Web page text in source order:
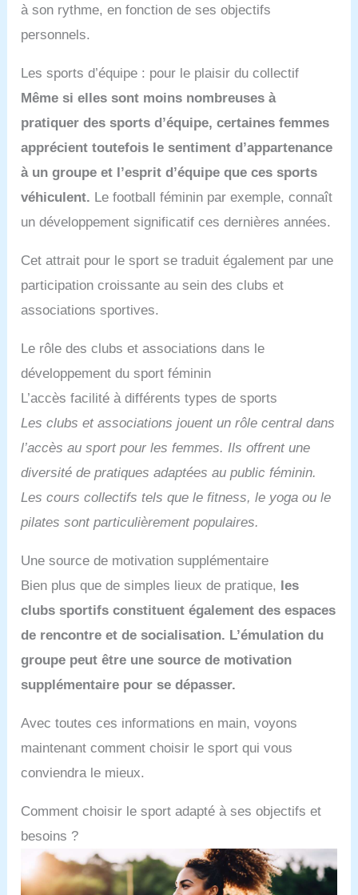
à son rythme, en fonction de ses objectifs
personnels.
Les sports d’équipe : pour le plaisir du collectif
Même si elles sont moins nombreuses à
pratiquer des sports d’équipe, certaines femmes
apprécient toutefois le sentiment d’appartenance
à un groupe et l’esprit d’équipe que ces sports
véhiculent. Le football féminin par exemple, connaît
un développement significatif ces dernières années.
Cet attrait pour le sport se traduit également par une
participation croissante au sein des clubs et
associations sportives.
Le rôle des clubs et associations dans le
développement du sport féminin
L’accès facilité à différents types de sports
Les clubs et associations jouent un rôle central dans
l’accès au sport pour les femmes. Ils offrent une
diversité de pratiques adaptées au public féminin.
Les cours collectifs tels que le fitness, le yoga ou le
pilates sont particulièrement populaires.
Une source de motivation supplémentaire
Bien plus que de simples lieux de pratique, les
clubs sportifs constituent également des espaces
de rencontre et de socialisation. L’émulation du
groupe peut être une source de motivation
supplémentaire pour se dépasser.
Avec toutes ces informations en main, voyons
maintenant comment choisir le sport qui vous
conviendra le mieux.
Comment choisir le sport adapté à ses objectifs et
besoins ?